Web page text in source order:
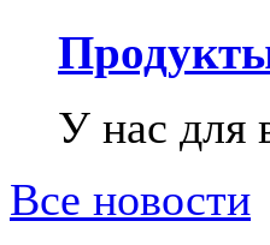
У нас для
Все новости